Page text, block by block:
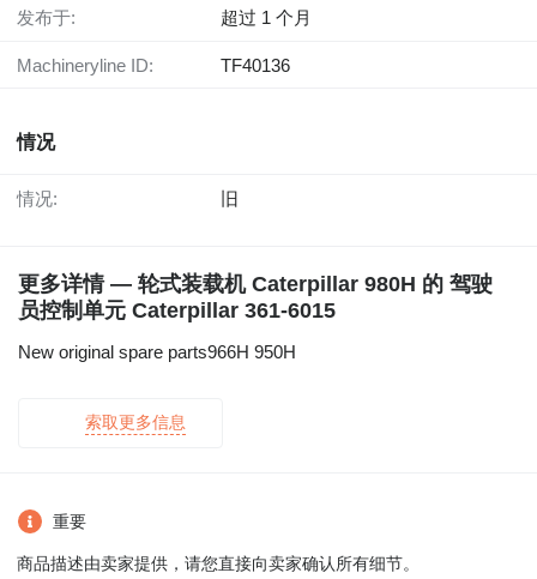
发布于: 超过 1 个月
Machineryline ID: TF40136
情况
情况: 旧
更多详情 — 轮式装载机 Caterpillar 980H 的 驾驶
员控制单元 Caterpillar 361-6015
New original spare parts966H 950H
索取更多信息
重要
商品描述由卖家提供，请您直接向卖家确认所有细节。